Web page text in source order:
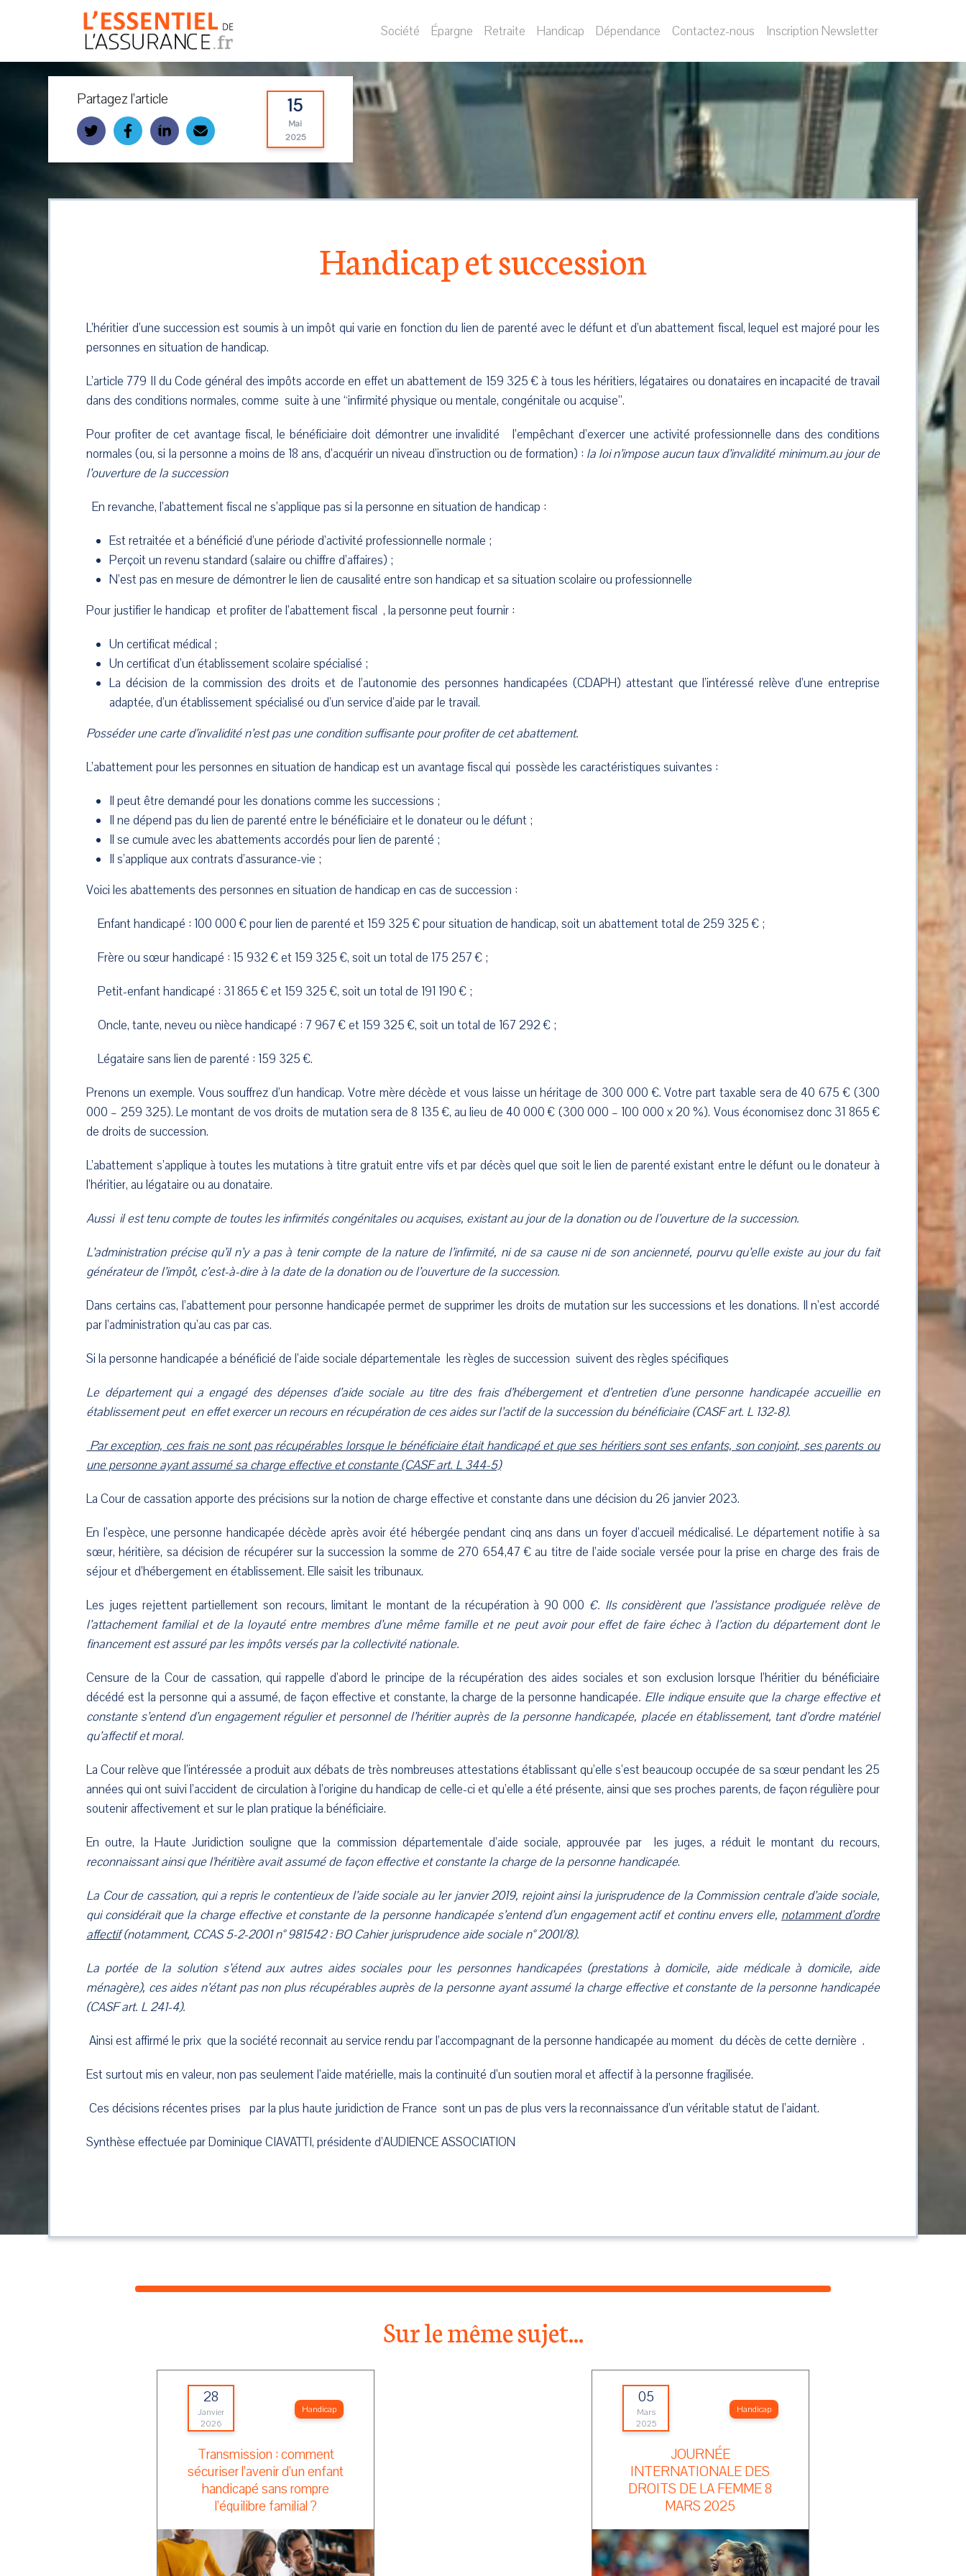
Société Épargne Retraite Handicap Dépendance Contactez-nous Inscription Newsletter
Partagez l’article 15
Mai
2025
Handicap et succession
L’héritier d’une succession est soumis à un impôt qui varie en fonction du lien de parenté avec le défunt et d’un abattement fiscal, lequel est majoré pour les
personnes en situation de handicap.
L’article 779 II du Code général des impôts accorde en effet un abattement de 159 325 € à tous les héritiers, légataires ou donataires en incapacité de travail
dans des conditions normales, comme suite à une “infirmité physique ou mentale, congénitale ou acquise”.
Pour profiter de cet avantage fiscal, le bénéficiaire doit démontrer une invalidité l’empêchant d’exercer une activité professionnelle dans des conditions
normales (ou, si la personne a moins de 18 ans, d’acquérir un niveau d’instruction ou de formation) : la loi n’impose aucun taux d’invalidité minimum.au jour de
l’ouverture de la succession
En revanche, l’abattement fiscal ne s’applique pas si la personne en situation de handicap :
Est retraitée et a bénéficié d’une période d’activité professionnelle normale ;
Perçoit un revenu standard (salaire ou chiffre d’affaires) ;
N’est pas en mesure de démontrer le lien de causalité entre son handicap et sa situation scolaire ou professionnelle
Pour justifier le handicap et profiter de l’abattement fiscal , la personne peut fournir :
Un certificat médical ;
Un certificat d’un établissement scolaire spécialisé ;
La décision de la commission des droits et de l’autonomie des personnes handicapées (CDAPH) attestant que l’intéressé relève d’une entreprise
adaptée, d’un établissement spécialisé ou d’un service d’aide par le travail.
Posséder une carte d’invalidité n’est pas une condition suffisante pour profiter de cet abattement.
L’abattement pour les personnes en situation de handicap est un avantage fiscal qui possède les caractéristiques suivantes :
Il peut être demandé pour les donations comme les successions ;
Il ne dépend pas du lien de parenté entre le bénéficiaire et le donateur ou le défunt ;
Il se cumule avec les abattements accordés pour lien de parenté ;
Il s’applique aux contrats d’assurance-vie ;
Voici les abattements des personnes en situation de handicap en cas de succession :
Enfant handicapé : 100 000 € pour lien de parenté et 159 325 € pour situation de handicap, soit un abattement total de 259 325 € ;
Frère ou sœur handicapé : 15 932 € et 159 325 €, soit un total de 175 257 € ;
Petit-enfant handicapé : 31 865 € et 159 325 €, soit un total de 191 190 € ;
Oncle, tante, neveu ou nièce handicapé : 7 967 € et 159 325 €, soit un total de 167 292 € ;
Légataire sans lien de parenté : 159 325 €.
Prenons un exemple. Vous souffrez d’un handicap. Votre mère décède et vous laisse un héritage de 300 000 €. Votre part taxable sera de 40 675 € (300
000 – 259 325). Le montant de vos droits de mutation sera de 8 135 €, au lieu de 40 000 € (300 000 – 100 000 x 20 %). Vous économisez donc 31 865 €
de droits de succession.
L’abattement s’applique à toutes les mutations à titre gratuit entre vifs et par décès quel que soit le lien de parenté existant entre le défunt ou le donateur à
l’héritier, au légataire ou au donataire.
Aussi il est tenu compte de toutes les infirmités congénitales ou acquises, existant au jour de la donation ou de l’ouverture de la succession.
L’administration précise qu’il n’y a pas à tenir compte de la nature de l’infirmité, ni de sa cause ni de son ancienneté, pourvu qu’elle existe au jour du fait
générateur de l’impôt, c’est-à-dire à la date de la donation ou de l’ouverture de la succession.
Dans certains cas, l’abattement pour personne handicapée permet de supprimer les droits de mutation sur les successions et les donations. Il n’est accordé
par l’administration qu’au cas par cas.
Si la personne handicapée a bénéficié de l’aide sociale départementale les règles de succession suivent des règles spécifiques
Le département qui a engagé des dépenses d’aide sociale au titre des frais d’hébergement et d’entretien d’une personne handicapée accueillie en
établissement peut en effet exercer un recours en récupération de ces aides sur l’actif de la succession du bénéficiaire (CASF art. L 132-8).
Par exception, ces frais ne sont pas récupérables lorsque le bénéficiaire était handicapé et que ses héritiers sont ses enfants, son conjoint, ses parents ou
une personne ayant assumé sa charge effective et constante (CASF art. L 344-5)
La Cour de cassation apporte des précisions sur la notion de charge effective et constante dans une décision du 26 janvier 2023.
En l’espèce, une personne handicapée décède après avoir été hébergée pendant cinq ans dans un foyer d’accueil médicalisé. Le département notifie à sa
sœur, héritière, sa décision de récupérer sur la succession la somme de 270 654,47 € au titre de l’aide sociale versée pour la prise en charge des frais de
séjour et d’hébergement en établissement. Elle saisit les tribunaux.
Les juges rejettent partiellement son recours, limitant le montant de la récupération à 90 000 €. Ils considèrent que l’assistance prodiguée relève de
l’attachement familial et de la loyauté entre membres d’une même famille et ne peut avoir pour effet de faire échec à l’action du département dont le
financement est assuré par les impôts versés par la collectivité nationale.
Censure de la Cour de cassation, qui rappelle d’abord le principe de la récupération des aides sociales et son exclusion lorsque l’héritier du bénéficiaire
décédé est la personne qui a assumé, de façon effective et constante, la charge de la personne handicapée. Elle indique ensuite que la charge effective et
constante s’entend d’un engagement régulier et personnel de l’héritier auprès de la personne handicapée, placée en établissement, tant d’ordre matériel
qu’affectif et moral.
La Cour relève que l’intéressée a produit aux débats de très nombreuses attestations établissant qu’elle s’est beaucoup occupée de sa sœur pendant les 25
années qui ont suivi l’accident de circulation à l’origine du handicap de celle-ci et qu’elle a été présente, ainsi que ses proches parents, de façon régulière pour
soutenir affectivement et sur le plan pratique la bénéficiaire.
En outre, la Haute Juridiction souligne que la commission départementale d’aide sociale, approuvée par les juges, a réduit le montant du recours,
reconnaissant ainsi que l'héritière avait assumé de façon effective et constante la charge de la personne handicapée.
La Cour de cassation, qui a repris le contentieux de l’aide sociale au 1er janvier 2019, rejoint ainsi la jurisprudence de la Commission centrale d’aide sociale,
qui considérait que la charge effective et constante de la personne handicapée s’entend d’un engagement actif et continu envers elle, notamment d’ordre
affectif(notamment, CCAS 5-2-2001 n° 981542 : BO Cahier jurisprudence aide sociale n° 2001/8).
La portée de la solution s’étend aux autres aides sociales pour les personnes handicapées (prestations à domicile, aide médicale à domicile, aide
ménagère), ces aides n’étant pas non plus récupérables auprès de la personne ayant assumé la charge effective et constante de la personne handicapée
(CASF art. L 241-4).
Ainsi est affirmé le prix que la société reconnait au service rendu par l’accompagnant de la personne handicapée au moment du décès de cette dernière .
Est surtout mis en valeur, non pas seulement l’aide matérielle, mais la continuité d’un soutien moral et affectif à la personne fragilisée.
Ces décisions récentes prises par la plus haute juridiction de France sont un pas de plus vers la reconnaissance d’un véritable statut de l’aidant.
Synthèse effectuée par Dominique CIAVATTI, présidente d’AUDIENCE ASSOCIATION
Sur le même sujet...
28
Janvier
2026
Handicap
Transmission : comment
sécuriser l’avenir d’un enfant
handicapé sans rompre
l’équilibre familial ?
05
Mars
2025
Handicap
JOURNÉE
INTERNATIONALE DES
DROITS DE LA FEMME 8
MARS 2025